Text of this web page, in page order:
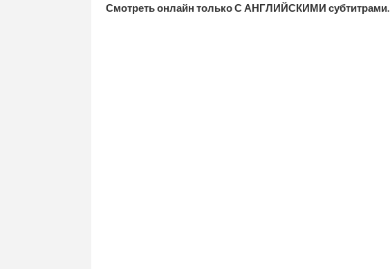
Смотреть онлайн только С АНГЛИЙСКИМИ субтитрами.